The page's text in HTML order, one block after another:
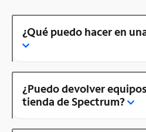
¿Qué puedo hacer en
¿Puedo devolver
tienda de Spectrum?